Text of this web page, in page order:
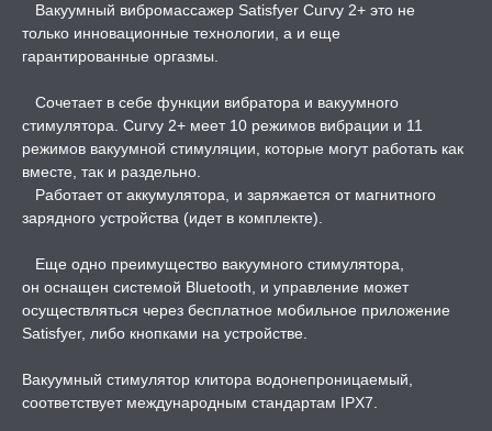
ДЛЯ СЕКСА
ПОМПЫ
ПРИКОЛЫ,
УПАКОВКА
ЧАШИ И
ДЛЯ СЕКСА
Вакуумный вибромассажер Satisfyer Curvy 2+ это не
только инновационные технологии, а и еще
гарантированные оргазмы.
Сочетает в себе функции вибратора и вакуумного
стимулятора. Curvy 2+ меет 10 режимов вибрации и 11
режимов вакуумной стимуляции, которые могут работать как
вместе, так и раздельно.
Работает от аккумулятора, и заряжается от магнитного
зарядного устройства (идет в комплекте).
Еще одно преимущество вакуумного стимулятора,
он оснащен системой Bluetooth, и управление может
осуществляться через бесплатное мобильное приложение
Satisfyer, либо кнопками на устройстве.
Вакуумный стимулятор клитора водонепроницаемый,
соответствует международным стандартам IPX7.